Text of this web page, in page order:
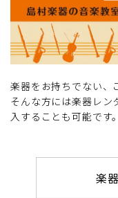
楽器をお持ちでない、
そんな方には楽器レン
入することも可能です。
楽